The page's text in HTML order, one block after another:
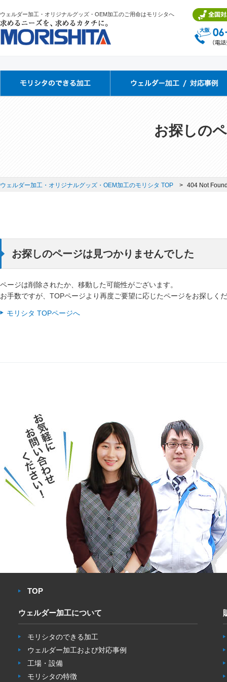
ウェルダー加工・オリジナルグッズ・OEM加工のご用命はモリシタへ
お探しの
ウェルダー加工・オリジナルグッズ・OEM加工のモリシタ TOP 404 Not
お探しのページは見つかりませんでした
ページは削除されたか、移動した可能性がございます。
お手数ですが、TOPページより再度ご要望に応じたページをお探しく
モリシタ TOPページへ
TOP
ウェルダー加工について
モリシタのできる加工
ウェルダー加工および対応事例
工場・設備
モリシタの特徴